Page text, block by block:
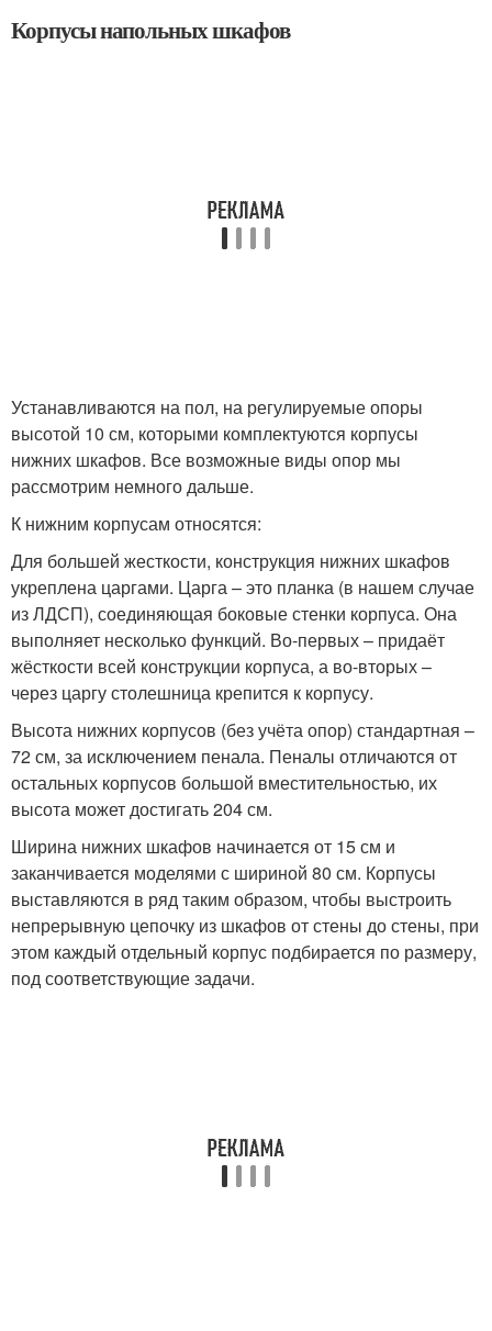
Корпусы напольных шкафов
Устанавливаются на пол, на регулируемые опоры
высотой 10 см, которыми комплектуются корпусы
нижних шкафов. Все возможные виды опор мы
рассмотрим немного дальше.
К нижним корпусам относятся:
Для большей жесткости, конструкция нижних шкафов
укреплена царгами. Царга – это планка (в нашем случае
из ЛДСП), соединяющая боковые стенки корпуса. Она
выполняет несколько функций. Во-первых – придаёт
жёсткости всей конструкции корпуса, а во-вторых –
через царгу столешница крепится к корпусу.
Высота нижних корпусов (без учёта опор) стандартная –
72 см, за исключением пенала. Пеналы отличаются от
остальных корпусов большой вместительностью, их
высота может достигать 204 см.
Ширина нижних шкафов начинается от 15 см и
заканчивается моделями с шириной 80 см. Корпусы
выставляются в ряд таким образом, чтобы выстроить
непрерывную цепочку из шкафов от стены до стены, при
этом каждый отдельный корпус подбирается по размеру,
под соответствующие задачи.